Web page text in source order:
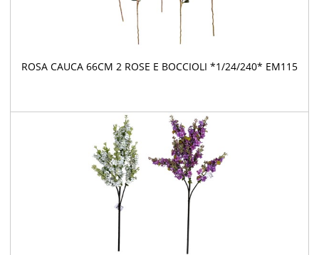
ROSA CAUCA 66CM 2 ROSE E BOCCIOLI *1/24/240* EM115